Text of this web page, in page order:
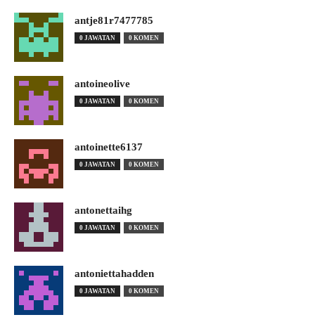
antje81r7477785
0 JAWATAN 0 KOMEN
antoineolive
0 JAWATAN 0 KOMEN
antoinette6137
0 JAWATAN 0 KOMEN
antonettaihg
0 JAWATAN 0 KOMEN
antoniettahadden
0 JAWATAN 0 KOMEN